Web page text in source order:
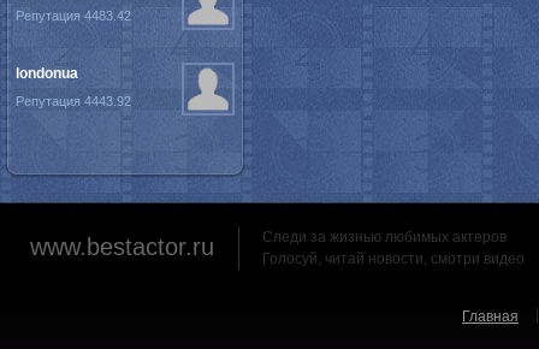
Репутация 4483.42
londonua
Репутация 4443.92
www.bestactor.ru
Следи за жизнью любимых актеров
Голосуй, читай новости, смотри видео
Главная